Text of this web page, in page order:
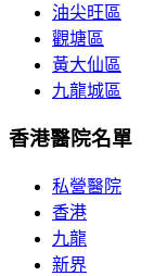
油尖旺區
觀塘區
黃大仙區
九龍城區
香港醫院名單
私營醫院
香港
九龍
新界